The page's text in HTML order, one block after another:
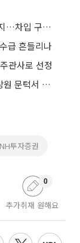
‘완전 자본잠식’ 핏펫, 대부업 고금리 급전까지…차입 구조 ‘악성화’에 프리IPO 사활
급 흔들리나
관사로 선정
美 클래리티 법안 연내 통과 가능성 13%…상원 문턱서 제동
투자증권
추가취재 원해요
0